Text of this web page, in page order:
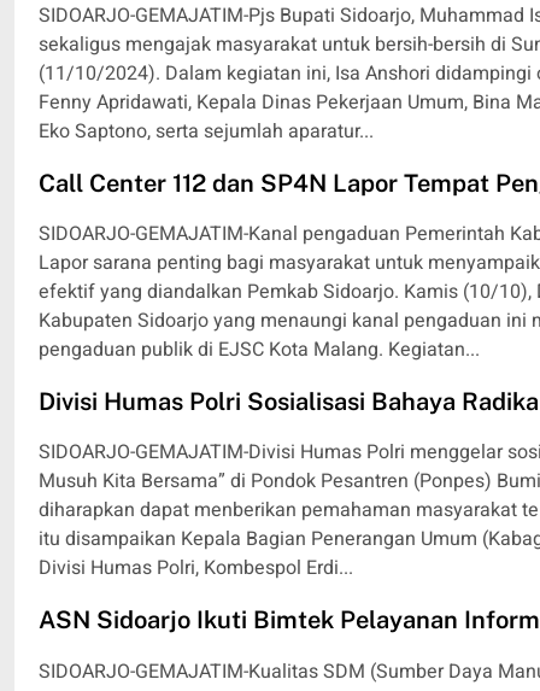
SIDOARJO-GEMAJATIM-Pjs Bupati Sidoarjo,
sekaligus mengajak masyarakat untuk bersih-bersih di
(11/10/2024). Dalam kegiatan ini, Isa Anshori
Fenny Apridawati, Kepala Dinas Pekerjaan Umum, Bina
Eko Saptono, serta sejumlah aparatur...
Call Center 112 dan SP4N Lapor Tempat
SIDOARJO-GEMAJATIM-Kanal pengaduan Pemerintah
Lapor sarana penting bagi masyarakat untuk
efektif yang diandalkan Pemkab Sidoarjo. Kamis (10/
Kabupaten Sidoarjo yang menaungi kanal pengaduan
pengaduan publik di EJSC Kota Malang. Kegiatan...
Divisi Humas Polri Sosialisasi Bahaya
SIDOARJO-GEMAJATIM-Divisi Humas Polri menggelar
Musuh Kita Bersama” di Pondok Pesantren (Ponpes)
diharapkan dapat menberikan pemahaman masyarakat
itu disampaikan Kepala Bagian Penerangan Umum
Divisi Humas Polri, Kombespol Erdi...
ASN Sidoarjo Ikuti Bimtek Pelayanan
SIDOARJO-GEMAJATIM-Kualitas SDM (Sumber Daya